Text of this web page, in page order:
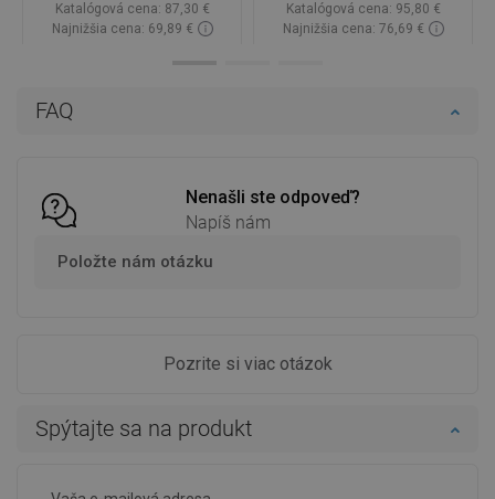
FAQ
Nenašli ste odpoveď?
Napíš nám
Položte nám otázku
Pozrite si viac otázok
Spýtajte sa na produkt
Katalógová cena: 87,30 €
Najnižšia cena: 69,89 €
Katalógová cena: 95,80 €
Najnižšia cena: 76,69 €